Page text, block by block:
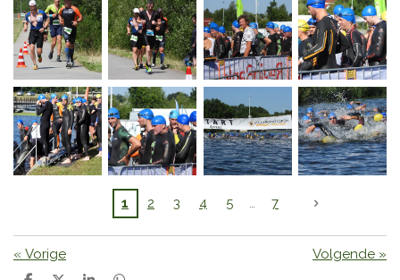
1 2 3 4 5 7
« Vorige Volgende »